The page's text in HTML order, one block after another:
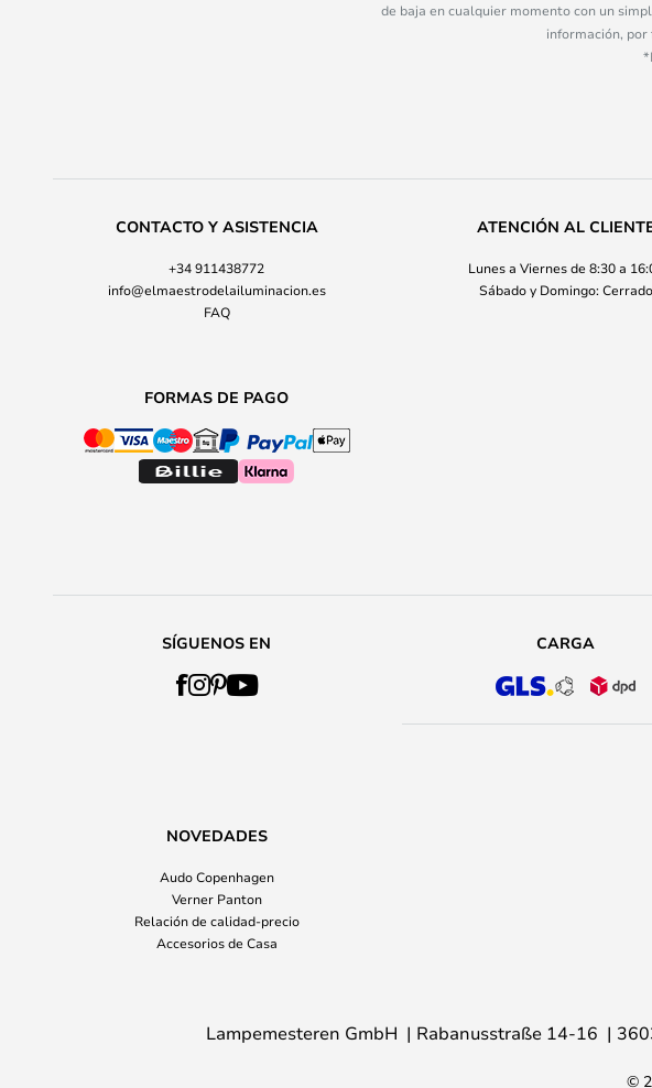
de baja en cualquier momento con un
información,
CONTACTO Y ASISTENCIA
+34 911438772
info@elmaestrodelailuminacion.es
FAQ
ATENCIÓN AL
Lunes a Viernes de 8:30 a
Sábado y Domingo: Cerrado
FORMAS DE PAGO
SÍGUENOS EN CARGA
NOVEDADES
Audo Copenhagen
Verner Panton
Relación de calidad-precio
Accesorios de Casa
Lampemesteren GmbH Rabanusstraße 14-16
©